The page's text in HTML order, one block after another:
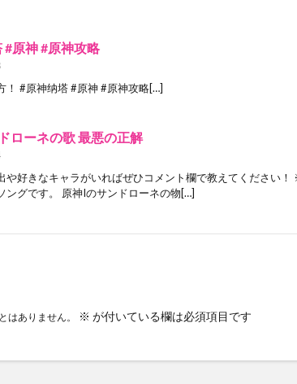
#原神 #原神攻略
！ #原神纳塔 #原神 #原神攻略[…]
ローネの歌 最悪の正解
や好きなキャラがいればぜひコメント欄で教えてください
ングです。 原神Iのサンドローネの物[…]
はありません。 ※ が付いている欄は必須項目です